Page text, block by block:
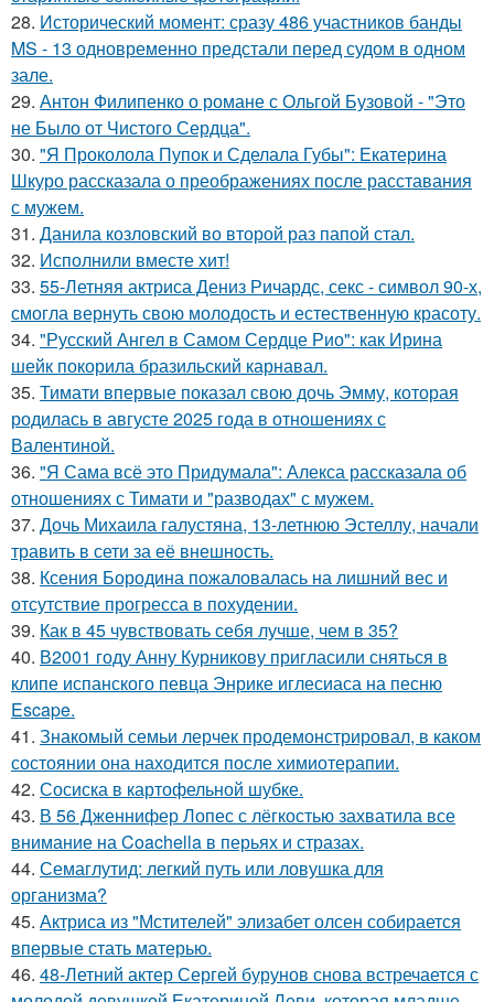
28. Исторический момент: сразу 486 участников банды
MS - 13 одновременно предстали перед судом в одном
зале.
29. Антон Филипенко о романе с Ольгой Бузовой - "Это
не Было от Чистого Сердца".
30. "Я Проколола Пупок и Сделала Губы": Екатерина
Шкуро рассказала о преображениях после расставания
с мужем.
31. Данила козловский во второй раз папой стал.
32. Исполнили вместе хит!
33. 55-Летняя актриса Дениз Ричардс, секс - символ 90-х,
смогла вернуть свою молодость и естественную красоту.
34. "Русский Ангел в Самом Сердце Рио": как Ирина
шейк покорила бразильский карнавал.
35. Тимати впервые показал свою дочь Эмму, которая
родилась в августе 2025 года в отношениях с
Валентиной.
36. "Я Сама всё это Придумала": Алекса рассказала об
отношениях с Тимати и "разводах" с мужем.
37. Дочь Михаила галустяна, 13-летнюю Эстеллу, начали
травить в сети за её внешность.
38. Ксения Бородина пожаловалась на лишний вес и
отсутствие прогресса в похудении.
39. Как в 45 чувствовать себя лучше, чем в 35?
40. В2001 году Анну Курникову пригласили сняться в
клипе испанского певца Энрике иглесиаса на песню
Escape.
41. Знакомый семьи лерчек продемонстрировал, в каком
состоянии она находится после химиотерапии.
42. Сосиска в картофельной шубке.
43. В 56 Дженнифер Лопес с лёгкостью захватила все
внимание на Coachella в перьях и стразах.
44. Семаглутид: легкий путь или ловушка для
организма?
45. Актриса из "Мстителей" элизабет олсен собирается
впервые стать матерью.
46. 48-Летний актер Сергей бурунов снова встречается с